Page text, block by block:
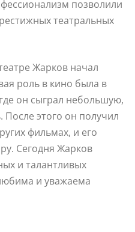
позволили
театральных
Жарков начал
роль в кино была в
он сыграл небольшую,
этого он получил
фильмах, и его
Сегодня Жарков
и талантливых
и уважаема